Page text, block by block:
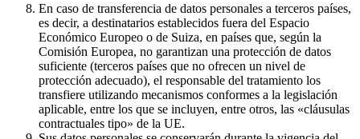
En caso de transferencia de datos personales a terceros países,
es decir, a destinatarios establecidos fuera del Espacio
Económico Europeo o de Suiza, en países que, según la
Comisión Europea, no garantizan una protección de datos
suficiente (terceros países que no ofrecen un nivel de
protección adecuado), el responsable del tratamiento los
transfiere utilizando mecanismos conformes a la legislación
aplicable, entre los que se incluyen, entre otros, las «cláusulas
contractuales tipo» de la UE.